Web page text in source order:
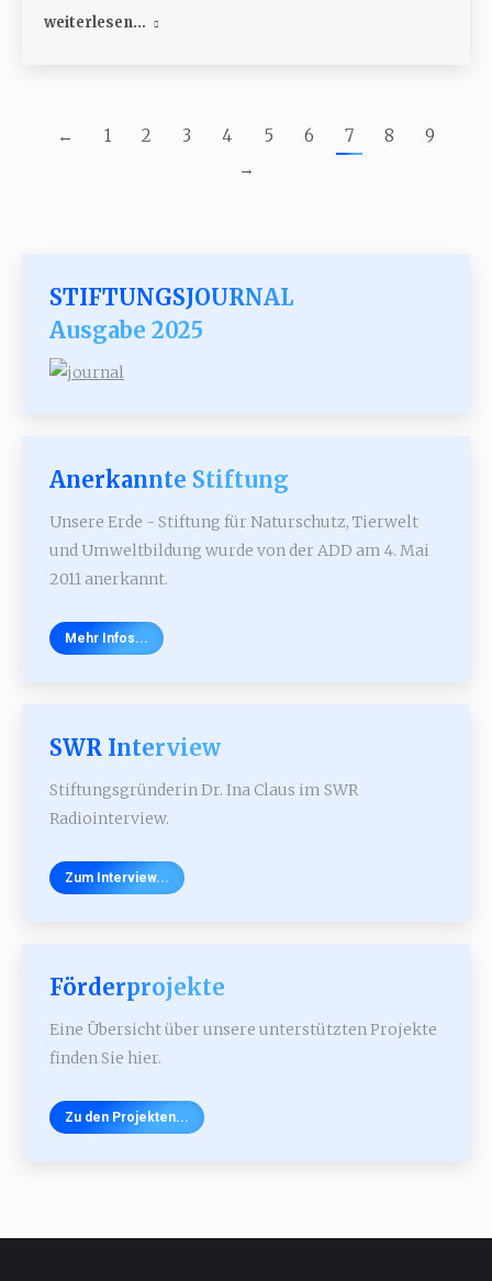
weiterlesen...
← 1 2 3 4 5 6 7 8
9
→
STIFTUNGSJOURNAL
Ausgabe 2025
Anerkannte Stiftung
Unsere Erde - Stiftung für Naturschutz, Tierwelt
und Umweltbildung wurde von der ADD am 4. Mai
2011 anerkannt.
Mehr Infos...
SWR Interview
Stiftungsgründerin Dr. Ina Claus im SWR
Radiointerview.
Zum Interview...
Förderprojekte
Eine Übersicht über unsere unterstützten Projekte
finden Sie hier.
Zu den Projekten...